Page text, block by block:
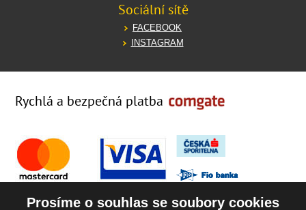
Sociální sítě
FACEBOOK
INSTAGRAM
Rychlá a bezpečná platba
Prosíme o souhlas se soubory cookies